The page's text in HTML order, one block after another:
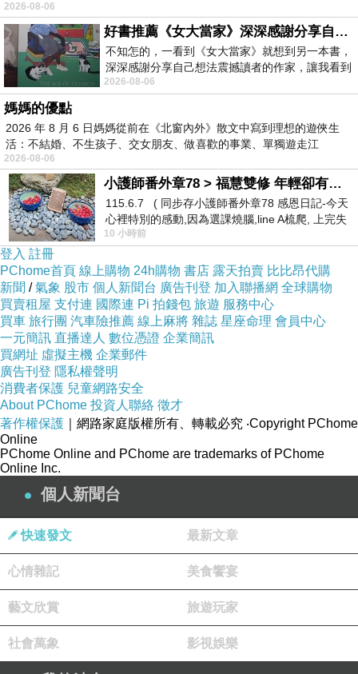
來演出，目前也都交棒給中青世代來演出，演出
大綱沒有太多差異。
演出完成後就是綿羊的放風時間，這裡的羊群有
兩種，就是白羊（柯利黛綿羊）與黑羊（瓦萊黑
鼻綿羊，笑笑羊），是兩個不同品種的綿羊，羊
群會因遊客的餵食(請至販賣機購買飼料)四散到
山丘各處，可以拍照、餵食或輕觸綿羊。
仞的懸崖上，有一座遮天蔽
2026-08-06
好書推薦《女大當家》深深感謝分享自己想法震撼讀者的作家，讓我看到不同樣貌的家庭！
不知怎的，一看到《女大當家》就想到另一本書，
深深感謝分享自己想法震撼讀者的作家，讓我看到
不同樣貌的家庭！ 《女大
2026-08-06
媽媽的優點
2026 年 8 月 6 日媽媽從前在《北窗內外》散文中寫到理想的遊俠生
活：不結婚、不生孩子、交女朋友、做喜歡的事業、單獨遊走江
湖⋯⋯，
2026-08-06
小護師番外章78 > 福慧雙修 年輕卻有個老靈魂 ㄑ金剛經〉podcast
115.6.7 ( 同步存小護師番外章78 感恩日記-今天
心裡特別的感動,因為選課燒腦,line A梳爬, 上完失
智課的她,特來傾
10 小時前
登入 註冊
PChome首頁 線上購物 24h購物 書店 露天拍賣 比比昂代購
新聞 /氣象 股市 個人新聞台 廣告刊登 加入聯播網 全球購物
買賣租屋 支付連 國際連 Pi 拍錢包 旅遊 服務中心
買車 旅行團 汽車險推薦 線上麻將 雜誌 星座命理 會員中心
一元簡訊 直播達人 數位憑證 企業簡訊
買網址 虛擬主機 企業郵件
廣告刊登 隱私權聲明
消費者保護 兒童網路安全
About PChome 投資人聯絡 徵才
著作權保護 ｜網路家庭版權所有、轉載必究 ‧Copyright PChome
Online
PChome Online and PChome are trademarks of PChome
Online Inc.
個人新聞台
快速發文 最新文章
心情雜記 美食饗宴
藝文欣賞 旅遊玩家
社會萬象 影視娛樂